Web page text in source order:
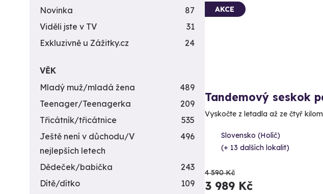
AKCE
Tandemový seskok
Vyskočte z letadla až ze čtyř
Slovensko (Holíč)
(+ 13 dalších lokalit)
4 590 Kč
3 989 Kč
Novinka
87
Viděli jste v TV
31
Exkluzivně u Zážitky.cz
24
VĚK
Mladý muž/mladá žena
489
Teenager/Teenagerka
209
Třicátník/třicátnice
535
Ještě není v důchodu/V
nejlepších letech
496
Dědeček/babička
243
Dítě/dítko
109